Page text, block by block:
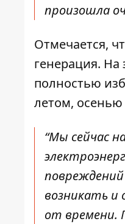
произошла
Отмечается,
генерация. На
полностью
летом,
“Мы сейчас
возникать
от времени.